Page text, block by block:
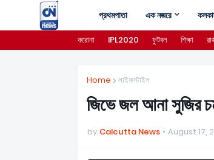
প্রথমপাতা এক নজরে
করোনা IPL2020 ফুটবল শিক্ষা
Home লাইফস্টাইল
জিভে জল আনা সুজির
by Calcutta News August 17,